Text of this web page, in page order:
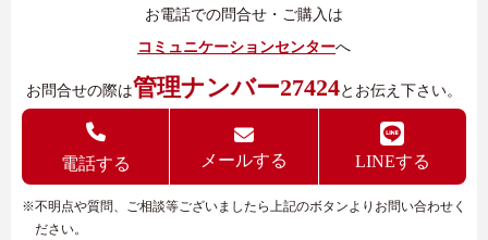
お電話での問合せ・ご購入は
コミュニケーションセンターへ
お問合せの際は管理ナンバー27424とお伝え下さい。
電話する メールする LINEする
※不明点や質問、ご相談等ございましたら上記のボタンよりお問い合わせく
ださい。